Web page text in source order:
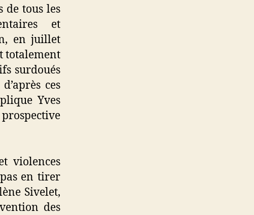
de tous les
et
en juillet
totalement
surdoués
ces
Yves
violences
en tirer
Sivelet,
des